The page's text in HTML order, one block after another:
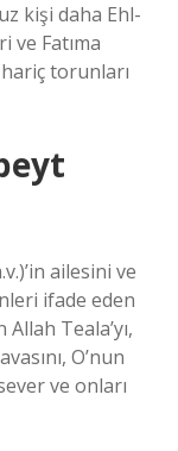
kişi daha Ehl-
ve Fatıma
torunları
ailesini ve
ifade eden
Teala’yı,
O’nun
ve onları